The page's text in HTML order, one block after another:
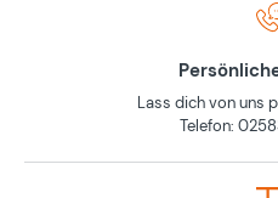
Lass dich von uns
Telefon: